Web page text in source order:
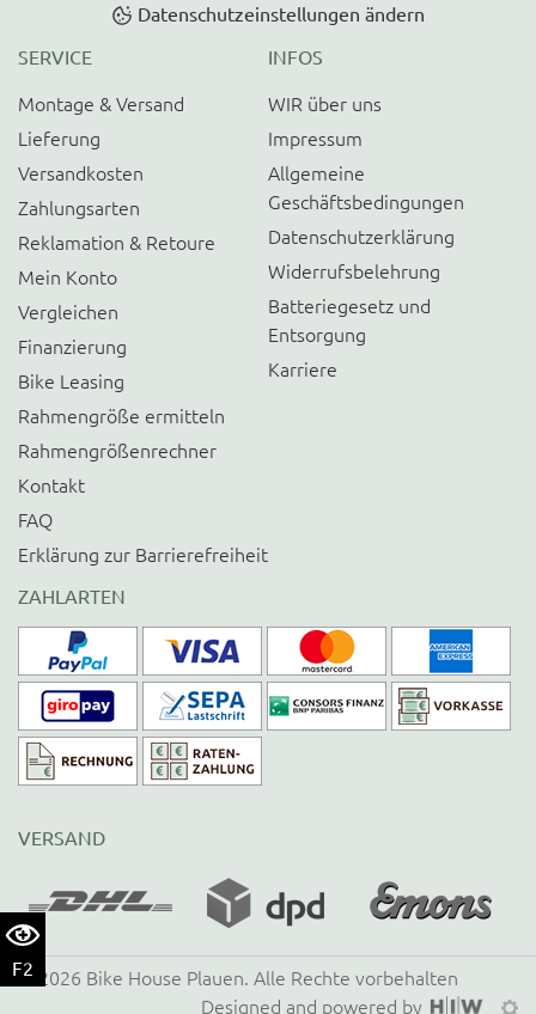
F2
Datenschutzeinstellungen ändern
SERVICE
Montage & Versand
Lieferung
Versandkosten
Zahlungsarten
Reklamation & Retoure
Mein Konto
Vergleichen
Finanzierung
Bike Leasing
Rahmengröße ermitteln
Rahmengrößenrechner
Kontakt
FAQ
Erklärung zur Barrierefreiheit
INFOS
WIR über uns
Impressum
Allgemeine
Geschäftsbedingungen
Datenschutzerklärung
Widerrufsbelehrung
Batteriegesetz und
Entsorgung
Karriere
ZAHLARTEN
VERSAND
© 2026 Bike House Plauen. Alle Rechte vorbehalten
Designed and powered by